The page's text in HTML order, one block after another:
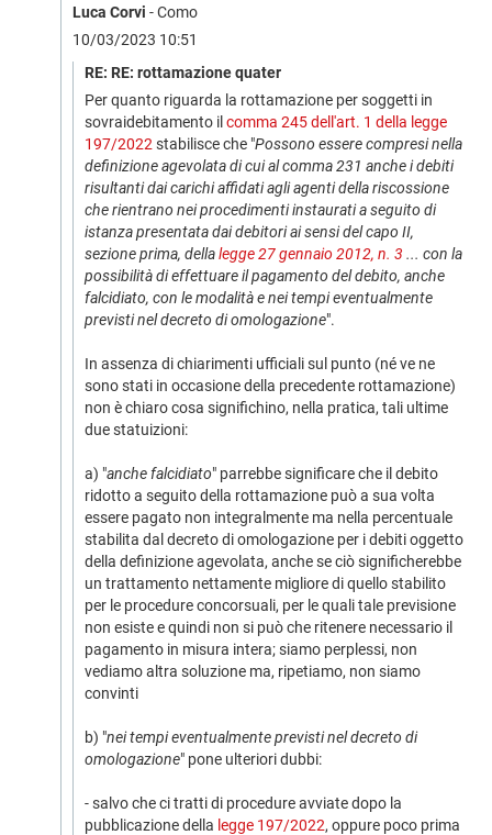
Luca Corvi - Como
10/03/2023 10:51
RE: RE: rottamazione quater
Per quanto riguarda la rottamazione per soggetti in
sovraidebitamento il comma 245 dell'art. 1 della legge
197/2022 stabilisce che "Possono essere compresi nella
definizione agevolata di cui al comma 231 anche i debiti
risultanti dai carichi affidati agli agenti della riscossione
che rientrano nei procedimenti instaurati a seguito di
istanza presentata dai debitori ai sensi del capo II,
sezione prima, dellalegge 27 gennaio 2012, n. 3 ... con la
possibilità di effettuare il pagamento del debito, anche
falcidiato, con le modalità e nei tempi eventualmente
previsti nel decreto di omologazione".
In assenza di chiarimenti ufficiali sul punto (né ve ne
sono stati in occasione della precedente rottamazione)
non è chiaro cosa significhino, nella pratica, tali ultime
due statuizioni:
a) "anche falcidiato" parrebbe significare che il debito
ridotto a seguito della rottamazione può a sua volta
essere pagato non integralmente ma nella percentuale
stabilita dal decreto di omologazione per i debiti oggetto
della definizione agevolata, anche se ciò significherebbe
un trattamento nettamente migliore di quello stabilito
per le procedure concorsuali, per le quali tale previsione
non esiste e quindi non si può che ritenere necessario il
pagamento in misura intera; siamo perplessi, non
vediamo altra soluzione ma, ripetiamo, non siamo
convinti
b) "nei tempi eventualmente previsti nel decreto di
omologazione" pone ulteriori dubbi:
- salvo che ci tratti di procedure avviate dopo la
pubblicazione della legge 197/2022, oppure poco prima